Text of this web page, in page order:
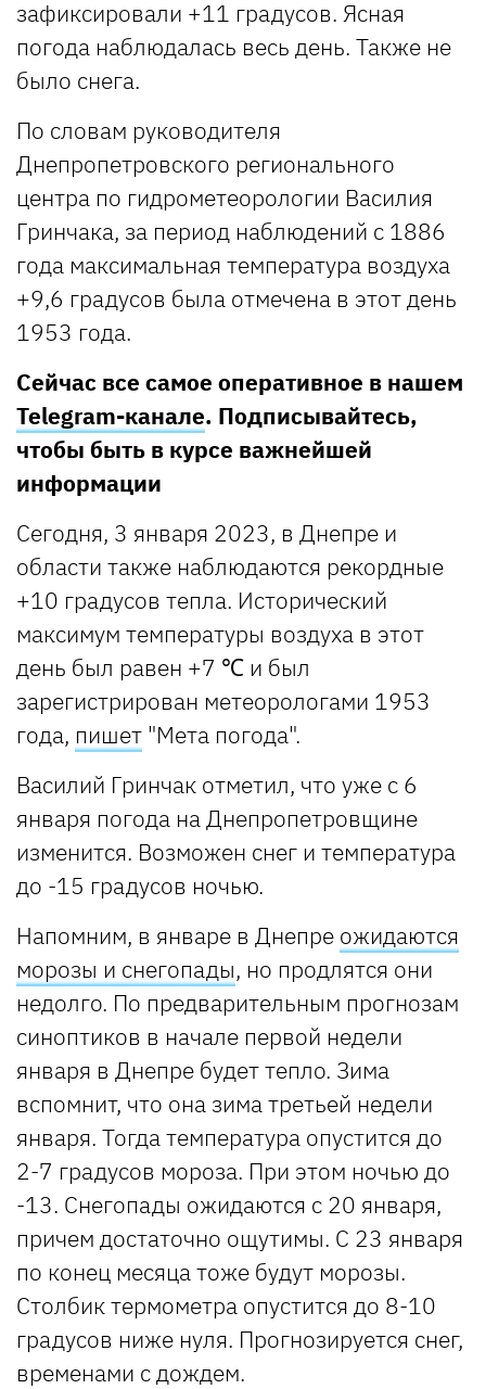
зафиксировали +11 градусов. Ясная
погода наблюдалась весь день. Также не
было снега.
По словам руководителя
Днепропетровского регионального
центра по гидрометеорологии Василия
Гринчака, за период наблюдений с 1886
года максимальная температура воздуха
+9,6 градусов была отмечена в этот день
1953 года.
Сейчас все самое оперативное в нашем
Telegram-канале. Подписывайтесь,
чтобы быть в курсе важнейшей
информации
Сегодня, 3 января 2023, в Днепре и
области также наблюдаются рекордные
+10 градусов тепла. Исторический
максимум температуры воздуха в этот
день был равен +7 ℃ и был
зарегистрирован метеорологами 1953
года, пишет "Мета погода".
Василий Гринчак отметил, что уже с 6
января погода на Днепропетровщине
изменится. Возможен снег и температура
до -15 градусов ночью.
Напомним, в январе в Днепре ожидаются
морозы и снегопады, но продлятся они
недолго. По предварительным прогнозам
синоптиков в начале первой недели
января в Днепре будет тепло. Зима
вспомнит, что она зима третьей недели
января. Тогда температура опустится до
2-7 градусов мороза. При этом ночью до
-13. Снегопады ожидаются с 20 января,
причем достаточно ощутимы. С 23 января
по конец месяца тоже будут морозы.
Столбик термометра опустится до 8-10
градусов ниже нуля. Прогнозируется снег,
временами с дождем.